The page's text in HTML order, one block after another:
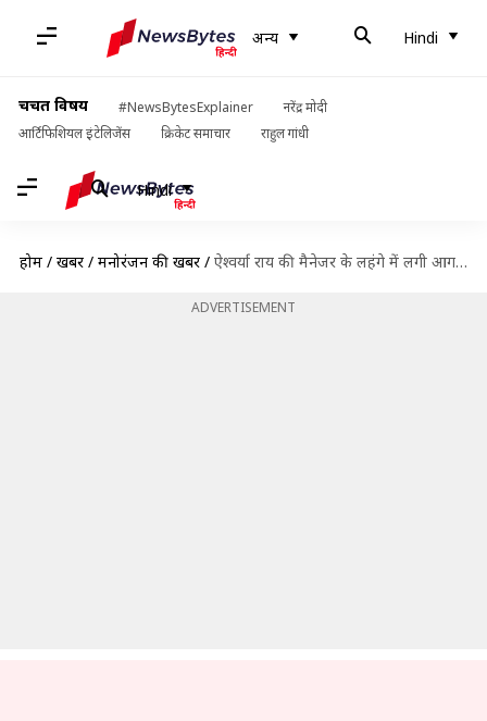
अन्य Hindi
चर्चित विषय #NewsBytesExplainer
नरेंद्र मोदी
आर्टिफिशियल इंटेलिजेंस
क्रिकेट समाचार राहुल गांधी
Hindi
होम / खबरें / मनोरंजन की खबरें / ऐश्वर्या राय की मैनेजर के लहंगे में लगी आग, शाहरुख खान ने बचाया
ADVERTISEMENT